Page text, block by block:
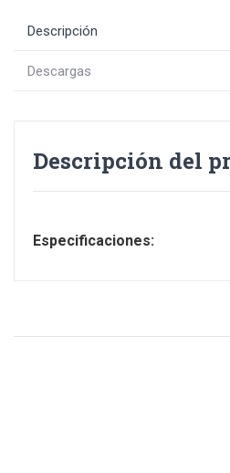
Descripción
Descargas
Descripción del
Especificaciones: